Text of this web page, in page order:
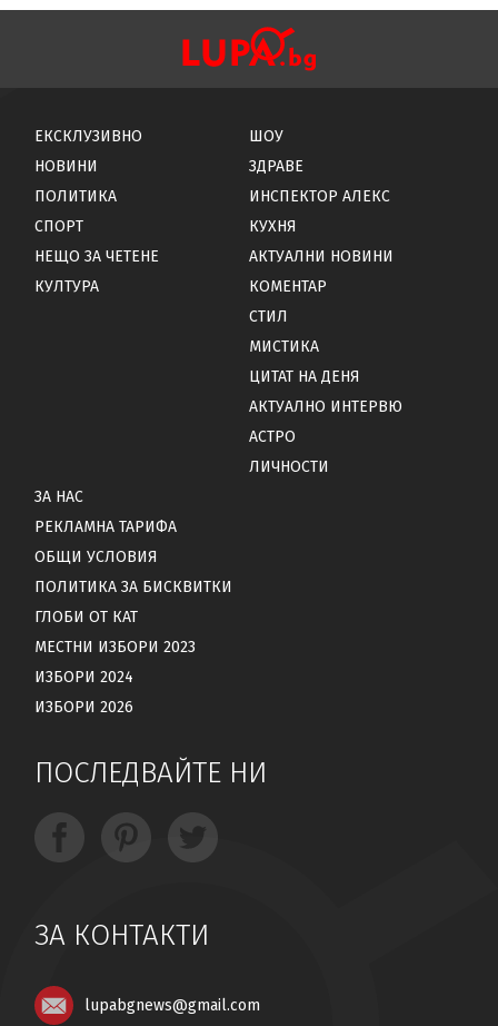
ЕКСКЛУЗИВНО
НОВИНИ
ПОЛИТИКА
СПОРТ
НЕЩО ЗА ЧЕТЕНЕ
КУЛТУРА
ШОУ
ЗДРАВЕ
ИНСПЕКТОР АЛЕКС
КУХНЯ
АКТУАЛНИ НОВИНИ
КОМЕНТАР
СТИЛ
МИСТИКА
ЦИТАТ НА ДЕНЯ
АКТУАЛНО ИНТЕРВЮ
АСТРО
ЛИЧНОСТИ
ЗА НАС
РЕКЛАМНА ТАРИФА
ОБЩИ УСЛОВИЯ
ПОЛИТИКА ЗА БИСКВИТКИ
ГЛОБИ ОТ КАТ
МЕСТНИ ИЗБОРИ 2023
ИЗБОРИ 2024
ИЗБОРИ 2026
ПОСЛЕДВАЙТЕ НИ
ЗА КОНТАКТИ
lupabgnews@gmail.com